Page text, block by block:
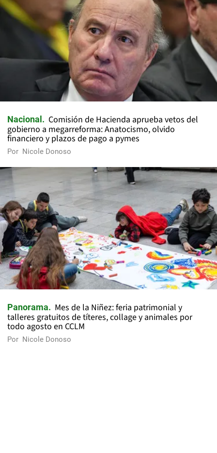
Nacional
Comisión de Hacienda aprueba vetos del
gobierno a megarreforma: Anatocismo, olvido
financiero y plazos de pago a pymes
Por Nicole Donoso
Panorama
Mes de la Niñez: feria patrimonial y
talleres gratuitos de títeres, collage y animales por
todo agosto en CCLM
Por Nicole Donoso